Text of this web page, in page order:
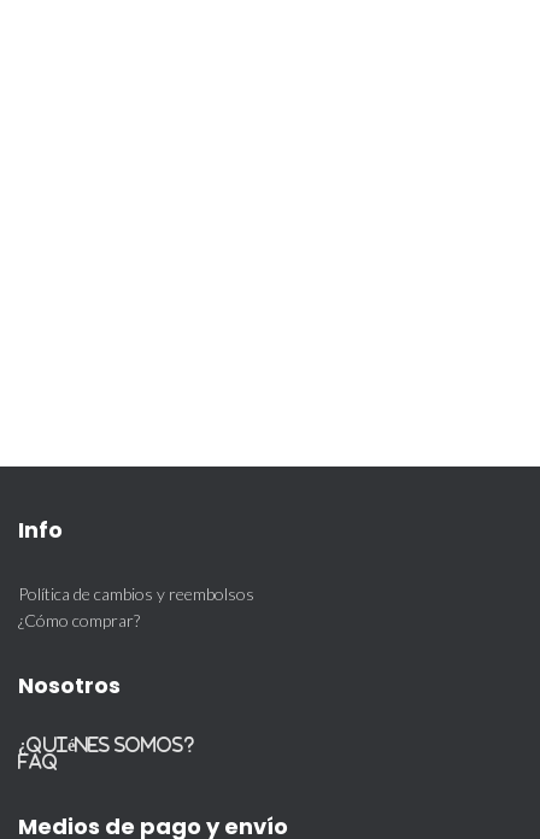
Info
Política de cambios y reembolsos
¿Cómo comprar?
Nosotros
¿Quiénes somos?
FAQ
Medios de pago y envío